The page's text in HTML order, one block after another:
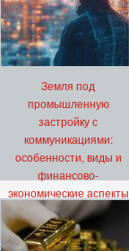
Земля под
промышленную
застройку с
коммуникациями:
особенности, виды и
финансово-
экономические аспекты